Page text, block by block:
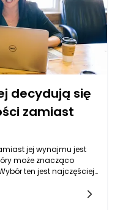
decydują się
zamiast
jej wynajmu jest
może znacząco
ten jest najczęściej